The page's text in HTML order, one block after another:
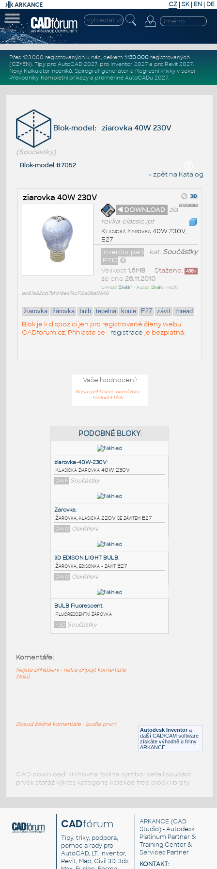
CZ | SK| EN | DE
Přes 123.000 registrovaných u nás, celkem 1.130.000registrovaných
(CZ+EN). Tipy pro AutoCAD 2027, pro Inventor 2027a pro Revit 2027.
Nový Kalkulátor nosníků, Spirograf generátor a Regresní křivkyv sekci
Převodníky. Kompletní příkazya proměnné AutoCADu 2027.
Blok-model: ziarovka 40W 230V
(Součástky)
Blok-model #7052
« zpět na Katalog
ziarovka 40W 230V
◄ DOWNLOAD zia
rovka-classic.ipt
Klasická žiarovka 40W 230V,
E27
kat:Součástky
Inventor part
IPT10
Staženo: 438x
Velikost 1,6MB•
ze dne 28.11.2010
Umístil:Sivák^ • Autor:Sivák• md5:
ac97a92cd7bfd19e474c712e09aff648
žiarovka žárovka bulb tepelná koule E27 závit thread
Blok je k dispozici jen pro registrované členy webu
CADforum.cz. Přihlaste se - registrace je bezplatná.
Vaše hodnocení:
Nejste přihlášeni - nemůžete
hodnotit blok
ziarovka-40W-230V
Klasická žiarovka 40W 230V
DWF Součástky
Zarovka:
Žárovka, klasická 220V se závitem E27
DWG Osvětlení
Žárovka, edisonka - závit E27
Fluorescentní žárovka
Autodesk Inventor a
další CAD/CAM software
získáte výhodně u firmy
ARKANCE
Komentáře:
Nejste přihlášeni - nelze připojit komentáře
bloků
Dosud žádné komentáře - buďte první
CAD download: knihovna rodina symbol detail součást
prvek stafáž výkres kategorie kolekce free block library
CADfórum
Tipy, triky, podpora,
pomoc a rady pro
AutoCAD, LT, Inventor,
Revit, Map, Civil 3D, 3ds
ARKANCE (CAD
Studio) - Autodesk
Platinum Partner &
Training Center &
Services Partner
KONTAKT: